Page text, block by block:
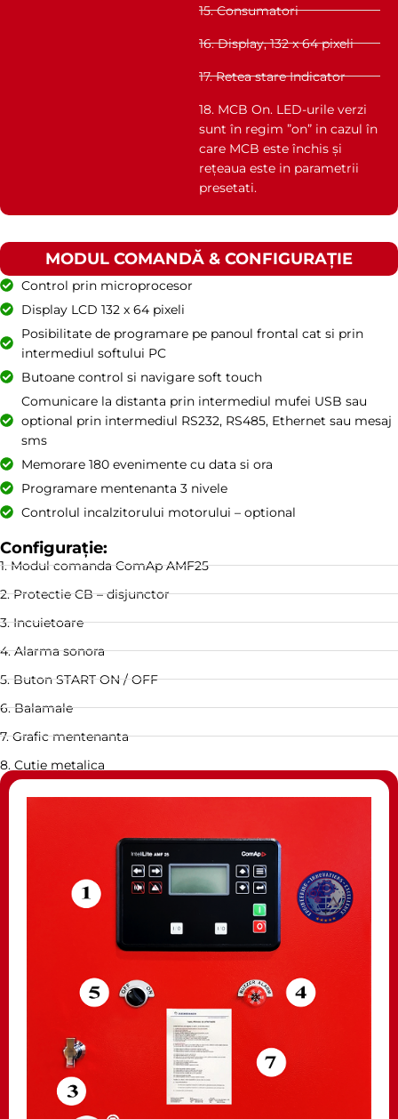
15. Consumatori
16. Display, 132 x 64 pixeli
17. Retea stare Indicator
18. MCB On. LED-urile verzi
sunt în regim ”on” in cazul în
care MCB este închis și
rețeaua este in parametrii
presetati.
MODUL COMANDĂ & CONFIGURAȚIE
Control prin microprocesor
Display LCD 132 x 64 pixeli
Posibilitate de programare pe panoul frontal cat si prin
intermediul softului PC
Butoane control si navigare soft touch
Comunicare la distanta prin intermediul mufei USB sau
optional prin intermediul RS232, RS485, Ethernet sau mesaj
sms
Memorare 180 evenimente cu data si ora
Programare mentenanta 3 nivele
Controlul incalzitorului motorului – optional
Configurație:
1. Modul comanda ComAp AMF25
2. Protectie CB – disjunctor
3. Incuietoare
4. Alarma sonora
5. Buton START ON / OFF
6. Balamale
7. Grafic mentenanta
8. Cutie metalica